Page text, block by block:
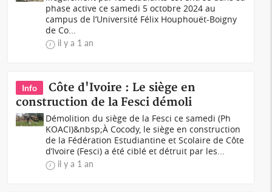
phase active ce samedi 5 octobre 2024 au
campus de l’Université Félix Houphouët-Boigny
de Co...
il y a 1 an
Info
Côte d'Ivoire : Le siège en
construction de la Fesci démoli
Démolition du siège de la Fesci ce samedi (Ph
KOACI)&nbsp;À Cocody, le siège en construction
de la Fédération Estudiantine et Scolaire de Côte
d’Ivoire (Fesci) a été ciblé et détruit par les...
il y a 1 an